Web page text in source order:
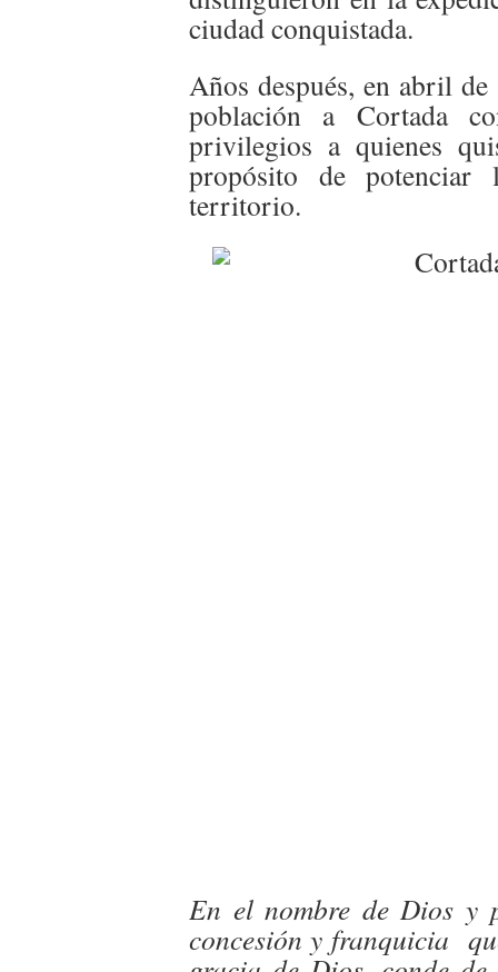
ciudad conquistada.
Años después, en abril
población a Cortada
privilegios a quienes
propósito de potenciar
territorio.
En el nombre de Dios y
concesión y franquicia